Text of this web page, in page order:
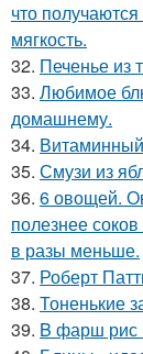
что
мягкость.
32. Печенье из
33. Любимое
домашнему.
34.
35. Смузи из
36. 6 овощей.
полезнее
в разы меньше.
37. Роберт
38. Тоненькие
39. B фарш рис